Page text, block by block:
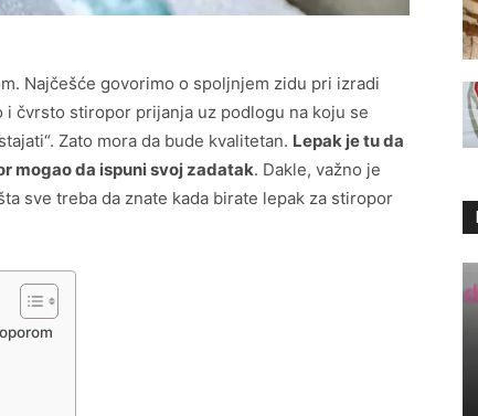
Najčešće govorimo o spoljnjem zidu pri izradi
čvrsto stiropor prijanja uz podlogu na koju se
Zato mora da bude kvalitetan. Lepak je tu da
mogao da ispuni svoj zadatak. Dakle, važno je
sve treba da znate kada birate lepak za stiropor